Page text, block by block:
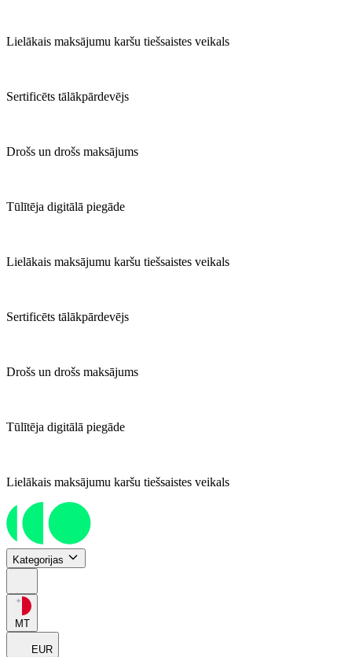
Lielākais maksājumu karšu tiešsaistes veikals
Sertificēts tālākpārdevējs
Drošs un drošs maksājums
Tūlītēja digitālā piegāde
Lielākais maksājumu karšu tiešsaistes veikals
Sertificēts tālākpārdevējs
Drošs un drošs maksājums
Tūlītēja digitālā piegāde
Lielākais maksājumu karšu tiešsaistes veikals
Kategorijas
MT
EUR